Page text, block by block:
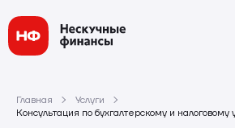
Главная
Услуги
Консультация по бухгалтерскому и налоговому